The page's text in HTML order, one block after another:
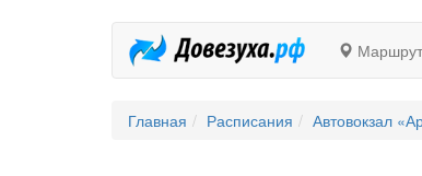
Главная Расписания Автовокзал